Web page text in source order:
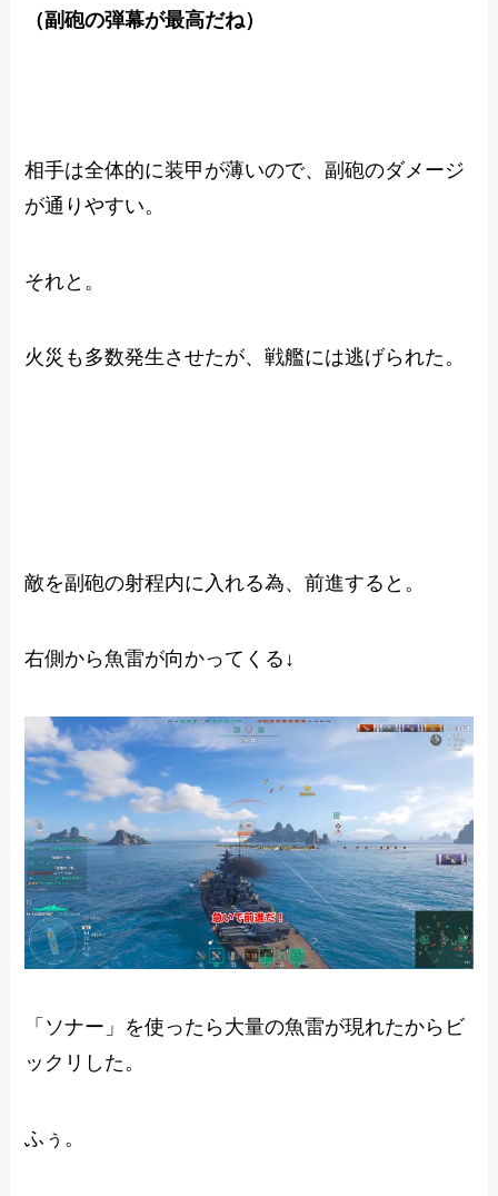
（副砲の弾幕が最高だね）
相手は全体的に装甲が薄いので、副砲のダメージ
が通りやすい。
それと。
火災も多数発生させたが、戦艦には逃げられた。
敵を副砲の射程内に入れる為、前進すると。
右側から魚雷が向かってくる↓
「ソナー」を使ったら大量の魚雷が現れたからビ
ックリした。
ふぅ。